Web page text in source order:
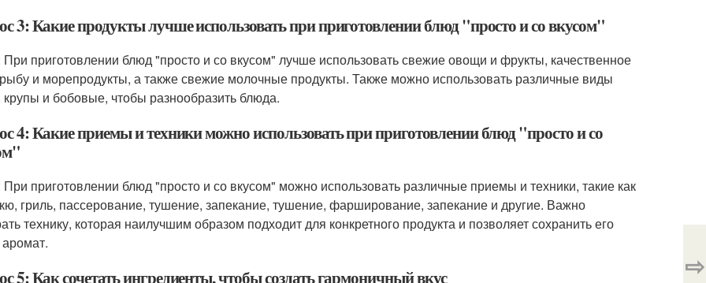
3: Какие продукты лучше использовать при приготовлении блюд "просто и со вкусом"
При приготовлении блюд "просто и со вкусом" лучше использовать свежие овощи и фрукты, качественное
и морепродукты, а также свежие молочные продукты. Также можно использовать различные виды
крупы и бобовые, чтобы разнообразить блюда.
4: Какие приемы и техники можно использовать при приготовлении блюд "просто и со
При приготовлении блюд "просто и со вкусом" можно использовать различные приемы и техники, такие как
гриль, пассерование, тушение, запекание, тушение, фарширование, запекание и другие. Важно
технику, которая наилучшим образом подходит для конкретного продукта и позволяет сохранить его
аромат.
5: Как сочетать ингредиенты, чтобы создать гармоничный вкус ⇨